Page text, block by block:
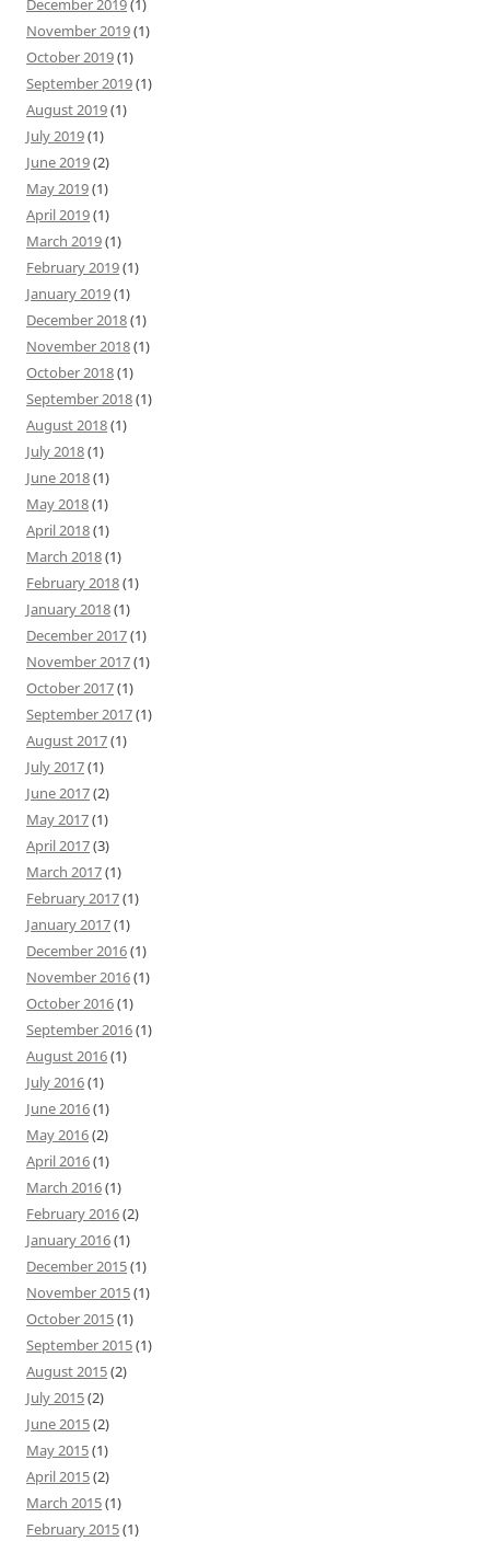
December 2019(1)
November 2019(1)
October 2019(1)
September 2019(1)
August 2019(1)
July 2019(1)
June 2019(2)
May 2019(1)
April 2019(1)
March 2019(1)
February 2019(1)
January 2019(1)
December 2018(1)
November 2018(1)
October 2018(1)
September 2018(1)
August 2018(1)
July 2018(1)
June 2018(1)
May 2018(1)
April 2018(1)
March 2018(1)
February 2018(1)
January 2018(1)
December 2017(1)
November 2017(1)
October 2017(1)
September 2017(1)
August 2017(1)
July 2017(1)
June 2017(2)
May 2017(1)
April 2017(3)
March 2017(1)
February 2017(1)
January 2017(1)
December 2016(1)
November 2016(1)
October 2016(1)
September 2016(1)
August 2016(1)
July 2016(1)
June 2016(1)
May 2016(2)
April 2016(1)
March 2016(1)
February 2016(2)
January 2016(1)
December 2015(1)
November 2015(1)
October 2015(1)
September 2015(1)
August 2015(2)
July 2015(2)
June 2015(2)
May 2015(1)
April 2015(2)
March 2015(1)
February 2015(1)